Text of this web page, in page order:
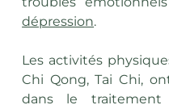
dépression.
Les activités
Chi Qong, Tai Chi,
dans le